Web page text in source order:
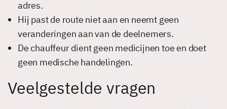
adres.
Hij past de route niet aan en neemt geen
veranderingen aan van de deelnemers.
De chauffeur dient geen medicijnen toe en doet
geen medische handelingen.
Veelgestelde vragen